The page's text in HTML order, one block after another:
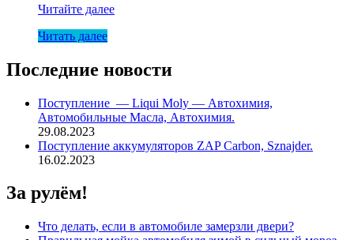
Масло
Moly
Top
Tec
60л
Читайте далее
Читать далее
Последние новости
Поступление — Liqui Moly — Автохимия,
Автомобильные Масла, Автохимия.
29.08.2023
Поступление аккумуляторов ZAP Carbon, Sznajder.
16.02.2023
За рулём!
Что делать, если в автомобиле замерзли двери?